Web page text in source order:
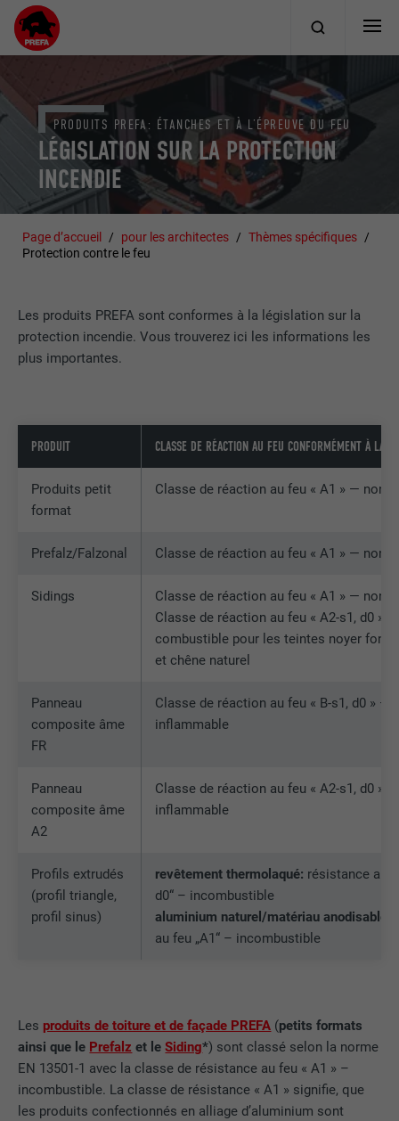
LÉGISLATION SUR LA PROTECTION
INCENDIE
PRODUITS PREFA: ÉTANCHES ET À L’ÉPREUVE DU FEU
Page d’accueil pour les architectes
Thèmes spécifiques
Protection contre le feu
Les produits PREFA sont conformes à la législation sur la
protection incendie. Vous trouverez ici les informations les
plus importantes.
PRODUIT CLASSE DE RÉACTION AU FEU CONFORMÉMENT À LA
Produits petit
format
Classe de réaction au feu « A1 » — non
Prefalz/Falzonal Classe de réaction au feu « A1 » — non
Sidings
Classe de réaction au feu « A1 » — non
Classe de réaction au feu « A2-s1, d0 »
combustible pour les teintes noyer
et chêne naturel
Panneau
composite âme
FR
Classe de réaction au feu « B-s1, d0 » —
inflammable
Panneau
composite âme
A2
Classe de réaction au feu « A2-s1, d0 »
inflammable
Profils extrudés
(profil triangle,
profil sinus)
revêtement thermolaqué: résistance au
d0“ – incombustible
aluminium naturel/matériau anodisable:
au feu „A1“ – incombustible
Les produits de toiture et de façade PREFA (petits formats
ainsi que le Prefalz et leSiding*) sont classé selon la norme
EN 13501-1 avec la classe de résistance au feu « A1 » –
incombustible. La classe de résistance « A1 » signifie, que
les produits confectionnés en alliage d’aluminium sont